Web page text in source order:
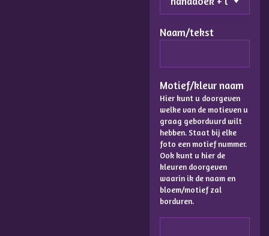
Naam/tekst
Motief/kleur naam
Hier kunt u doorgeven
welke van de motieven u
graag geborduurd wilt
hebben. Staat bij elke
foto een motief nummer.
Ook kunt u hier de
kleuren doorgeven
waarin ik de naam en
bloem/motief zal
borduren.